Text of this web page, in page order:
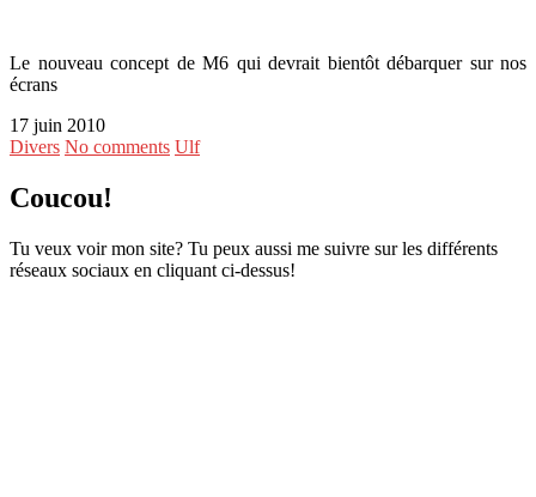
Le nouveau concept de M6 qui devrait bientôt débarquer sur nos
écrans
17 juin 2010
Divers No comments Ulf
Coucou!
Tu veux voir mon site? Tu peux aussi me suivre sur les différents
réseaux sociaux en cliquant ci-dessus!